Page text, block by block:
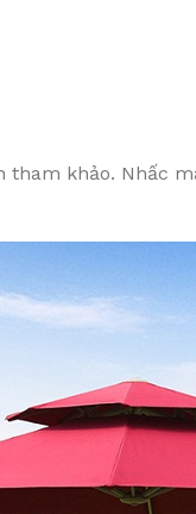
khảo. Nhấc